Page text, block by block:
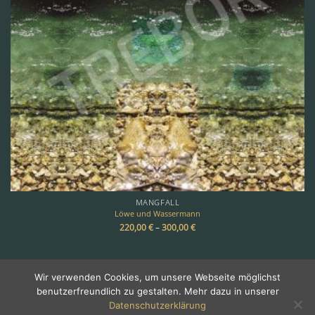
MANGFALL
Löwe und Wassermann
220,00€–300,00€
Copyright 2026 ©TREBOR
Wir verwenden Cookies, um unsere Webseite möglichst
benutzerfreundlich zu gestalten. Mehr dazu in unserer
Datenschutzerklärung